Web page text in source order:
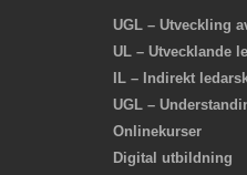
UGL – Utveckling
UL – Utvecklande
IL – Indirekt
UGL –
Onlinekurser
Digital utbildning